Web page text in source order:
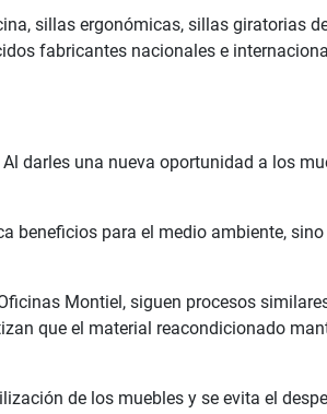
sillas ergonómicas, sillas giratorias
fabricantes nacionales e
darles una nueva oportunidad a los
para el medio ambiente,
Montiel, siguen procesos
que el material reacondicionado
de los muebles y se evita el